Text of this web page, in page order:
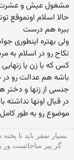
حالا اسلام اونموقع
ببره هم درست
ولی بهتره اینطوری
نكاح رو در اسلام به
كس كه با زن یا
باشه هم عدالت رو در
جنسی از زنها و دختر
در قبال اونها نداشته
موضوع رو به طور
بسیار سفر باید تا
گر پیر مناجاتست